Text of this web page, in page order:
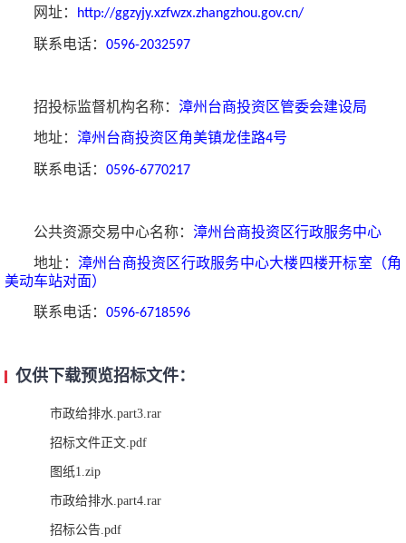
网址：
http://ggzyjy.xzfwzx.zhangzhou.gov.cn/
联系电话： 0596-2032597
招投标监督机构名称： 漳州台商投资区管委会建设局
地址： 漳州台商投资区角美镇龙佳路4号
联系电话： 0596-6770217
公共资源交易中心名称： 漳州台商投资区行政服务中心
地址： 漳州台商投资区行政服务中心大楼四楼开标室（角
美动车站对面）
联系电话： 0596-6718596
仅供下载预览招标文件：
市政给排水.part3.rar
招标文件正文.pdf
图纸1.zip
市政给排水.part4.rar
招标公告.pdf